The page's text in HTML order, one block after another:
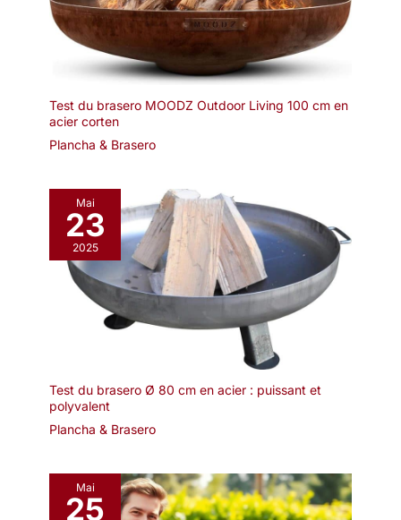
Test du brasero MOODZ Outdoor Living 100 cm en
acier corten
Plancha & Brasero
Mai
23
2025
Test du brasero Ø 80 cm en acier : puissant et
polyvalent
Plancha & Brasero
Mai
25